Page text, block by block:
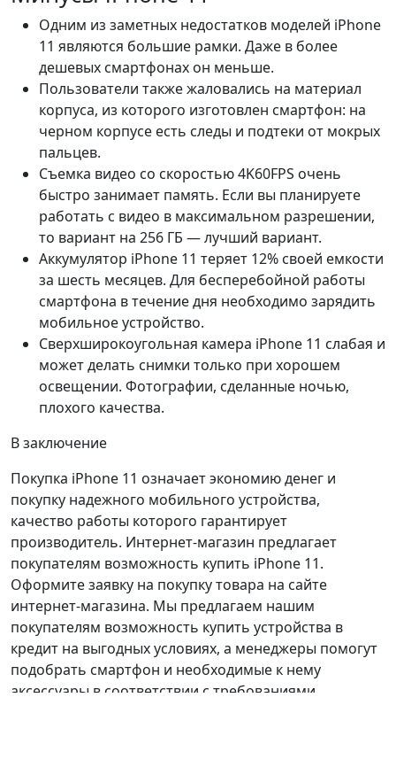
Одним из заметных недостатков моделей iPhone
11 являются большие рамки. Даже в более
дешевых смартфонах он меньше.
Пользователи также жаловались на материал
корпуса, из которого изготовлен смартфон: на
черном корпусе есть следы и подтеки от мокрых
пальцев.
Съемка видео со скоростью 4K60FPS очень
быстро занимает память. Если вы планируете
работать с видео в максимальном разрешении,
то вариант на 256 ГБ — лучший вариант.
Аккумулятор iPhone 11 теряет 12% своей емкости
за шесть месяцев. Для бесперебойной работы
смартфона в течение дня необходимо зарядить
мобильное устройство.
Сверхширокоугольная камера iPhone 11 слабая и
может делать снимки только при хорошем
освещении. Фотографии, сделанные ночью,
плохого качества.
В заключение
Покупка iPhone 11 означает экономию денег и
покупку надежного мобильного устройства,
качество работы которого гарантирует
производитель. Интернет-магазин предлагает
покупателям возможность купить iPhone 11.
Оформите заявку на покупку товара на сайте
интернет-магазина. Мы предлагаем нашим
покупателям возможность купить устройства в
кредит на выгодных условиях, а менеджеры помогут
подобрать смартфон и необходимые к нему
аксессуары в соответствии с требованиями